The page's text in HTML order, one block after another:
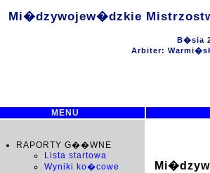
Mi�dzywojew�dzkie
B�sia
Arbiter:
MENU
RAPORTY G��WNE
Lista startowa
Wyniki ko�cowe